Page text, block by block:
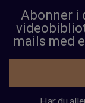
Abonner i
mails med
Har du